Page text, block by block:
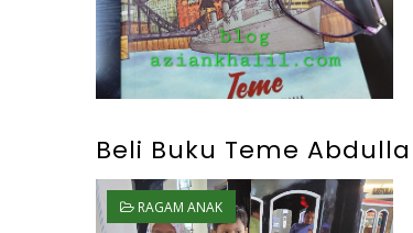
Beli Buku Teme
RAGAM ANAK